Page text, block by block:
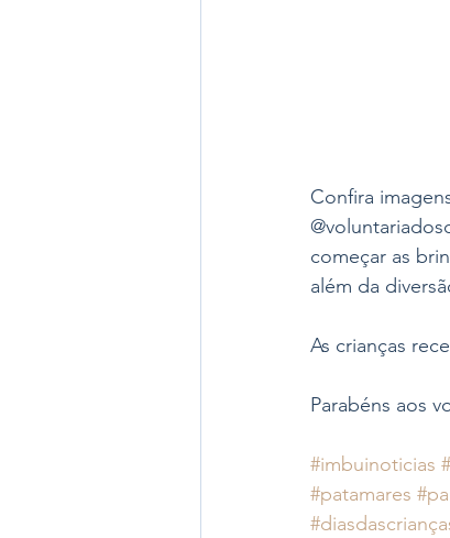
Confira
começar as
além da
As crianças
Parabéns aos
#imbuinoticias
#patamares